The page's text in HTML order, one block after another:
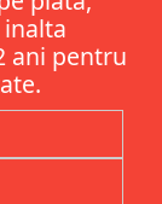
ani pentru